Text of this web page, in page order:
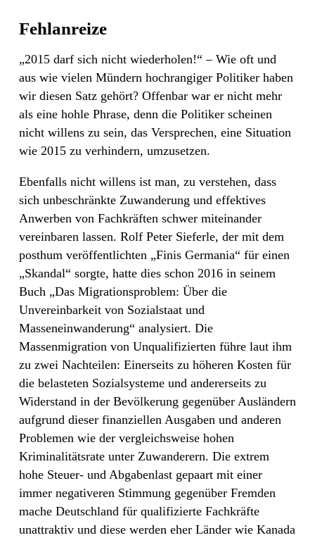
Fehlanreize
„2015 darf sich nicht wiederholen!“ – Wie oft und
aus wie vielen Mündern hochrangiger Politiker haben
wir diesen Satz gehört? Offenbar war er nicht mehr
als eine hohle Phrase, denn die Politiker scheinen
nicht willens zu sein, das Versprechen, eine Situation
wie 2015 zu verhindern, umzusetzen.
Ebenfalls nicht willens ist man, zu verstehen, dass
sich unbeschränkte Zuwanderung und effektives
Anwerben von Fachkräften schwer miteinander
vereinbaren lassen. Rolf Peter Sieferle, der mit dem
posthum veröffentlichten „Finis Germania“ für einen
„Skandal“ sorgte, hatte dies schon 2016 in seinem
Buch „Das Migrationsproblem: Über die
Unvereinbarkeit von Sozialstaat und
Masseneinwanderung“ analysiert. Die
Massenmigration von Unqualifizierten führe laut ihm
zu zwei Nachteilen: Einerseits zu höheren Kosten für
die belasteten Sozialsysteme und andererseits zu
Widerstand in der Bevölkerung gegenüber Ausländern
aufgrund dieser finanziellen Ausgaben und anderen
Problemen wie der vergleichsweise hohen
Kriminalitätsrate unter Zuwanderern. Die extrem
hohe Steuer- und Abgabenlast gepaart mit einer
immer negativeren Stimmung gegenüber Fremden
mache Deutschland für qualifizierte Fachkräfte
unattraktiv und diese werden eher Länder wie Kanada